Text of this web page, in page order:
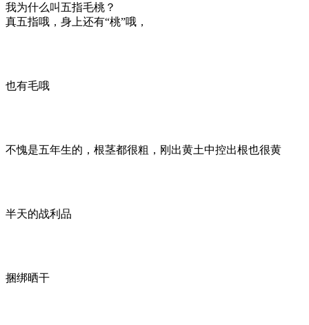
我为什么叫五指毛桃？
真五指哦，身上还有“桃”哦，
也有毛哦
不愧是五年生的，根茎都很粗，刚出黄土中控出根也很黄
半天的战利品
捆绑晒干